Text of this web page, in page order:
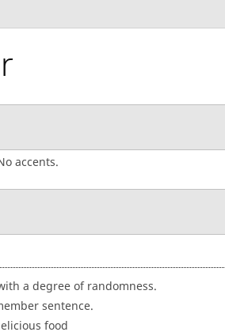
accents.
a degree of randomness.
sentence.
food